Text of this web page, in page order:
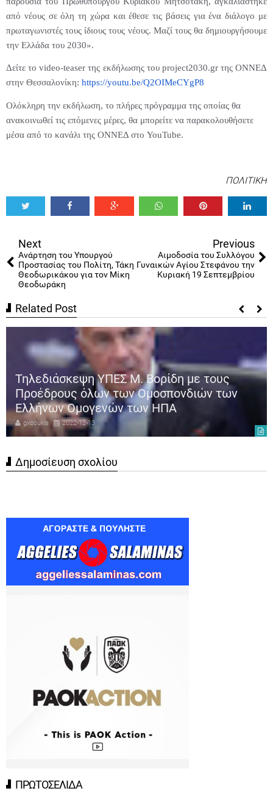
από νέους σε όλη τη χώρα και έθεσε τις βάσεις για ένα διάλογο με
πρωταγωνιστές τους ίδιους τους νέους. Μαζί τους θα δημιουργήσουμε
την Ελλάδα του 2030».
Δείτε τοvideo-teaser της εκδήλωσης του project2030.grτης ΟΝΝΕΔ
στην Θεσσαλονίκη: https://youtu.be/Q2OIMeCYgP8
Ολόκληρη την εκδήλωση, το πλήρες πρόγραμμα της οποίας θα
ανακοινωθεί τις επόμενες μέρες, θα μπορείτε να παρακολουθήσετε
μέσα από το κανάλι της ΟΝΝΕΔ στο YouTube.
ΠΟΛΙΤΙΚΗ
Next
Ανάρτηση του Υπουργού
Προστασίας του Πολίτη, Τάκη
Θεοδωρικάκου για τον Μίκη
Θεοδωράκη
Previous
Αιμοδοσία του Συλλόγου
Γυναικών Αγίου Στεφάνου την
Κυριακή 19 Σεπτεμβρίου
Related Post
Τηλεδιάσκεψη ΥΠΕΣ Μ. Βορίδη με τους
Προέδρους όλων των Ομοσπονδιών των
Ελλήνων Ομογενών των ΗΠΑ
gxcoukis 2022-12-13
Δημοσίευση σχολίου
ΠΡΩΤΟΣΕΛΙΔΑ